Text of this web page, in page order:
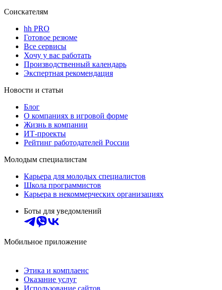
Соискателям
hh PRO
Готовое резюме
Все сервисы
Хочу у вас работать
Производственный календарь
Экспертная рекомендация
Новости и статьи
Блог
О компаниях в игровой форме
Жизнь в компании
ИТ-проекты
Рейтинг работодателей России
Молодым специалистам
Карьера для молодых специалистов
Школа программистов
Карьера в некоммерческих организациях
Боты для уведомлений
Мобильное приложение
Этика и комплаенс
Оказание услуг
Использование сайтов